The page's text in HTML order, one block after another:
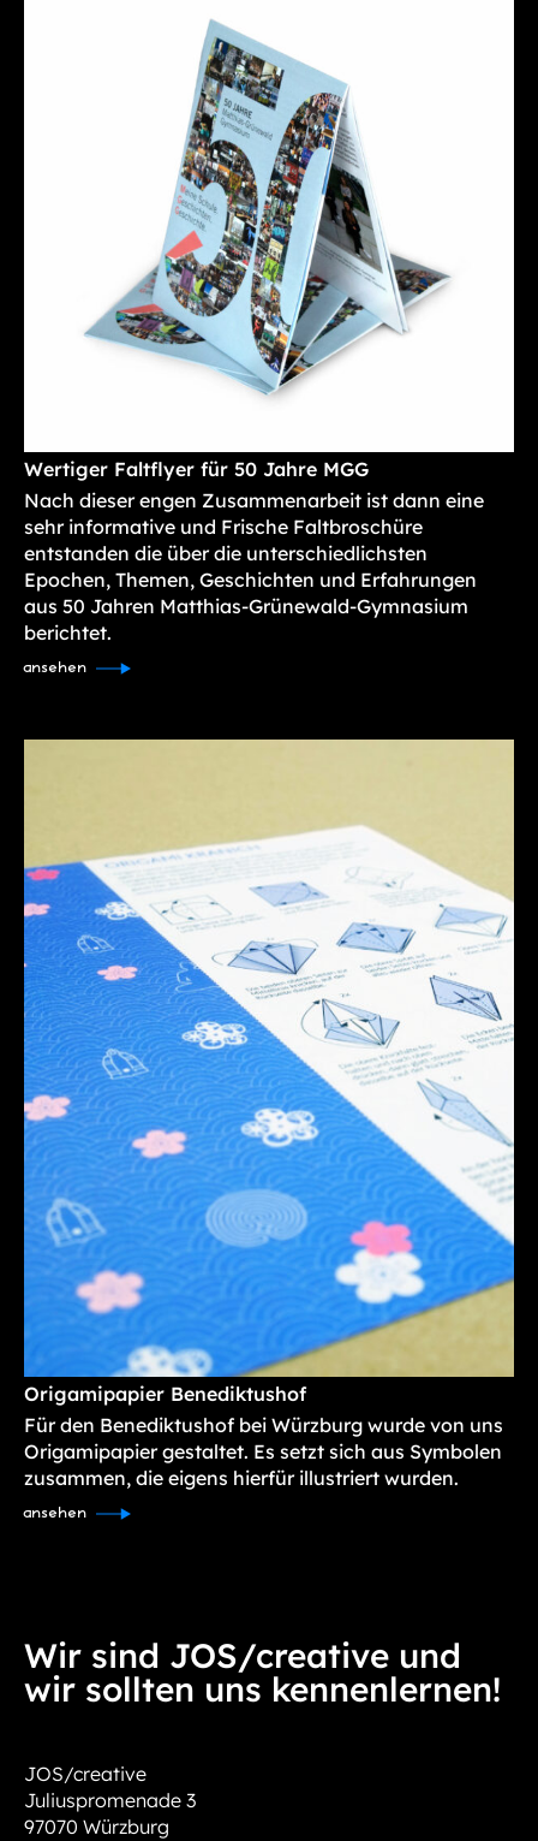
Wertiger Faltflyer für 50 Jahre MGG
Nach dieser engen Zusammenarbeit ist dann eine
sehr informative und Frische Faltbroschüre
entstanden die über die unterschiedlichsten
Epochen, Themen, Geschichten und Erfahrungen
aus 50 Jahren Matthias-Grünewald-Gymnasium
berichtet.
ansehen
Origamipapier Benediktushof
Für den Benediktushof bei Würzburg wurde von uns
Origamipapier gestaltet. Es setzt sich aus Symbolen
zusammen, die eigens hierfür illustriert wurden.
ansehen
Wir sind JOS/creative und
wir sollten uns kennenlernen!
JOS/creative
Juliuspromenade 3
97070 Würzburg